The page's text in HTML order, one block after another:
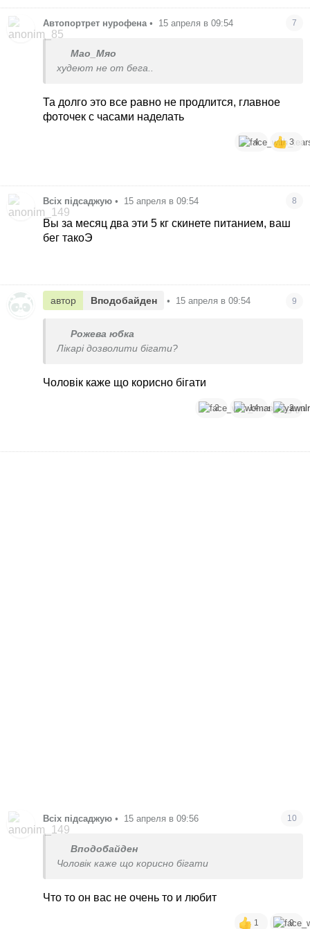
Автопортрет нурофена • 15 апреля в 09:54 7
Мао_Мяо
худеют не от бега..
Та долго это все равно не продлится, главное
фоточек с часами наделать
4 3
Всіх підсаджую • 15 апреля в 09:54 8
Вы за месяц два эти 5 кг скинете питанием, ваш
бег такоЭ
автор Вподобайден • 15 апреля в 09:54 9
Рожева юбка
Лікарі дозволити бігати?
Чоловік каже що корисно бігати
2 14 2
Всіх підсаджую • 15 апреля в 09:56 10
Вподобайден
Чоловік каже що корисно бігати
Что то он вас не очень то и любит
1 9